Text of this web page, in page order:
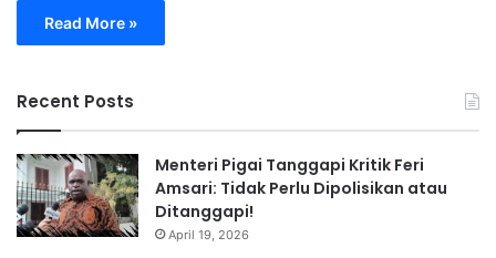
Read More »
Recent Posts
Menteri Pigai Tanggapi Kritik Feri
Amsari: Tidak Perlu Dipolisikan atau
Ditanggapi!
April 19, 2026